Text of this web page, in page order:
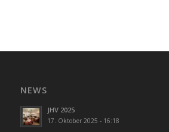
NEWS
JHV 2025
17. Oktober 2025 - 16:18